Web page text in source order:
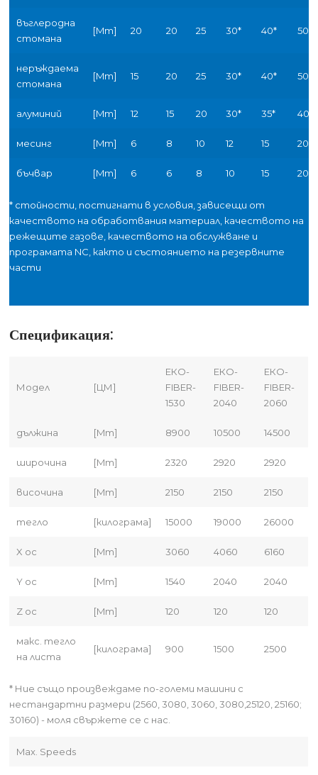
въглеродна
стомана
[Mm] 20 20 25 30* 40* 50*
неръждаема
стомана
[Mm] 15 20 25 30* 40* 50*
алуминий [Mm] 12 15 20 30* 35* 40*
месинг [Mm] 6 8 10 12 15 20
бъчвар [Mm] 6 6 8 10 15 20
* стойности, постигнати в условия, зависещи от
качеството на обработвания материал, качеството на
режещите газове, качеството на обслужване и
програмата NC, както и състоянието на резервните
части
Спецификация:
Модел [ЦМ]
ЕКО-
FIBER-
1530
ЕКО-
FIBER-
2040
ЕКО-
FIBER-
2060
дължина [Mm] 8900 10500 14500
широчина [Mm] 2320 2920 2920
височина [Mm] 2150 2150 2150
тегло [килограма] 15000 19000 26000
X ос [Mm] 3060 4060 6160
Y ос [Mm] 1540 2040 2040
Z ос [Mm] 120 120 120
макс. тегло
на листа
[килограма] 900 1500 2500
* Ние също произвеждаме по-големи машини с
нестандартни размери (2560, 3080, 3060, 3080,25120, 25160;
30160) - моля свържете се с нас.
Max. Speeds